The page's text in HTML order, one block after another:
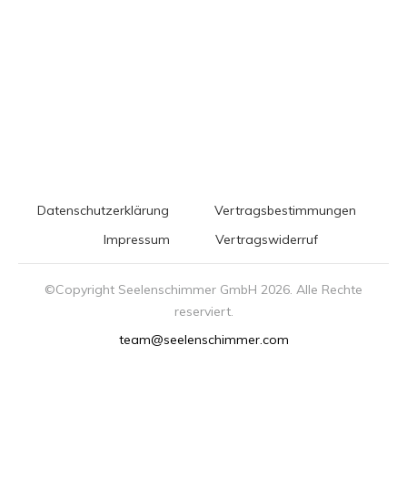
Datenschutzerklärung
Vertragsbestimmungen
Impressum
Vertragswiderruf
©Copyright Seelenschimmer GmbH 2026. Alle Rechte
reserviert.
team@seelenschimmer.com